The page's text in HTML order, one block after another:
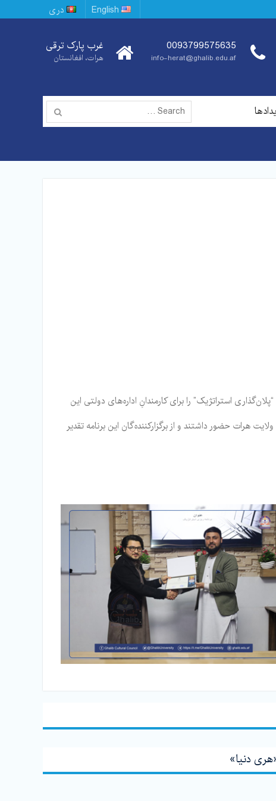
English دری
0093799575635
info-herat@ghalib.edu.af
غرب پارک ترقی
هرات، افغانستان
Search
for:
دولتی و این پوهنتون، به تاریخ ۲ و ۳ دلو ۱۴۰۲، کارگاه آموزشی دو‌ روزۀ “پلان‌گذاری استراتژیک” را برای کارمندانِ اداره‌های دولتی این
هرات حضور داشتند‌ و از برگزارکننده‌گان این برنامه تقدیر
دنيا»